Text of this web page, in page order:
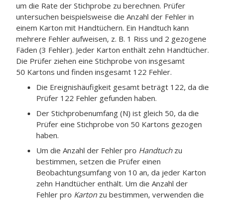
um die Rate der Stichprobe zu berechnen. Prüfer
untersuchen beispielsweise die Anzahl der Fehler in
einem Karton mit Handtüchern. Ein Handtuch kann
mehrere Fehler aufweisen, z. B. 1 Riss und 2 gezogene
Fäden (3 Fehler). Jeder Karton enthält zehn Handtücher.
Die Prüfer ziehen eine Stichprobe von insgesamt
50 Kartons und finden insgesamt 122 Fehler.
Die Ereignishäufigkeit gesamt beträgt 122, da die
Prüfer 122 Fehler gefunden haben.
Der Stichprobenumfang (N) ist gleich 50, da die
Prüfer eine Stichprobe von 50 Kartons gezogen
haben.
Um die Anzahl der Fehler pro Handtuchzu
bestimmen, setzen die Prüfer einen
Beobachtungsumfang von 10 an, da jeder Karton
zehn Handtücher enthält. Um die Anzahl der
Fehler pro Kartonzu bestimmen, verwenden die